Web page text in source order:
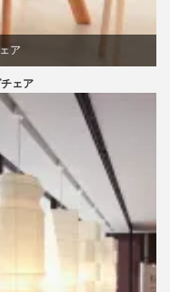
ア
ェア